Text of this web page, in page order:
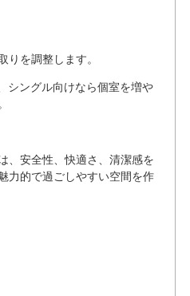
りを調整します。
シングル向けなら個室を増や
、安全性、快適さ、清潔感を
力的で過ごしやすい空間を作